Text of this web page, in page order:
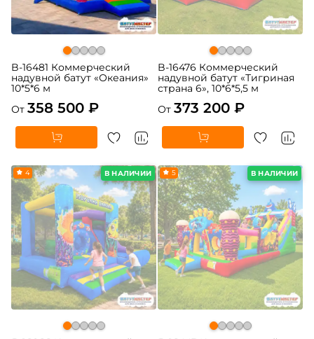
B-16481 Коммерческий
надувной батут «Океания»
10*5*6 м
От 358 500 ₽
B-16476 Коммерческий
надувной батут «Тигриная
страна 6», 10*6*5,5 м
От 373 200 ₽
В НАЛИЧИИ
4 В НАЛИЧИИ
5